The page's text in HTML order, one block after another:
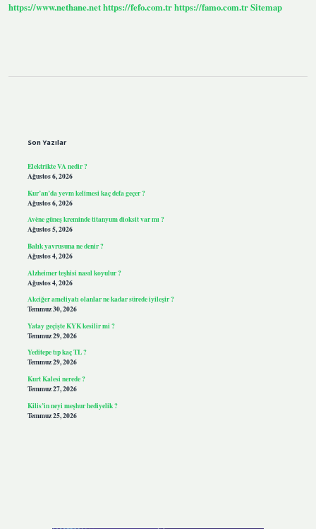
https://www.nethane.nethttps://fefo.com.trhttps://famo.com.trSitemap
Son Yazılar
Elektrikte VA nedir ?
Ağustos 6, 2026
Kur’an’da yevm kelimesi kaç defa geçer ?
Ağustos 6, 2026
Avène güneş kreminde titanyum dioksit var mı ?
Ağustos 5, 2026
Balık yavrusuna ne denir ?
Ağustos 4, 2026
Alzheimer teşhisi nasıl koyulur ?
Ağustos 4, 2026
Akciğer ameliyatı olanlar ne kadar sürede iyileşir ?
Temmuz 30, 2026
Yatay geçişte KYK kesilir mi ?
Temmuz 29, 2026
Yeditepe tıp kaç TL ?
Temmuz 29, 2026
Kurt Kalesi nerede ?
Temmuz 27, 2026
Kilis’in neyi meşhur hediyelik ?
Temmuz 25, 2026